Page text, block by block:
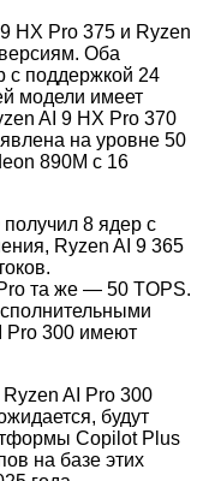
HX Pro 375 и Ryzen
Оба
с поддержкой 24
модели имеет
AI 9 HX Pro 370
на уровне 50
890M с 16
8 ядер с
Ryzen AI 9 365
та же — 50 TOPS.
Pro 300 имеют
AI Pro 300
будут
Copilot Plus
на базе этих